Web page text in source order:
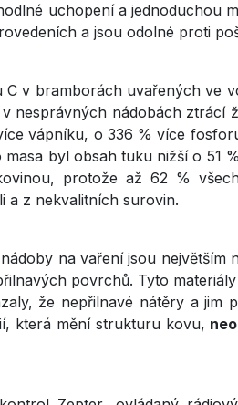
uchopení a jednoduchou
a jsou odolné proti
C v bramborách uvařených ve
nesprávných nádobách
vápníku, o 336 % více
byl obsah tuku nižší o
protože až 62 %
a z nekvalitních surovin.
na vaření jsou největším
povrchů. Tyto
že nepřilnavé nátěry a
která mění strukturu kovu,